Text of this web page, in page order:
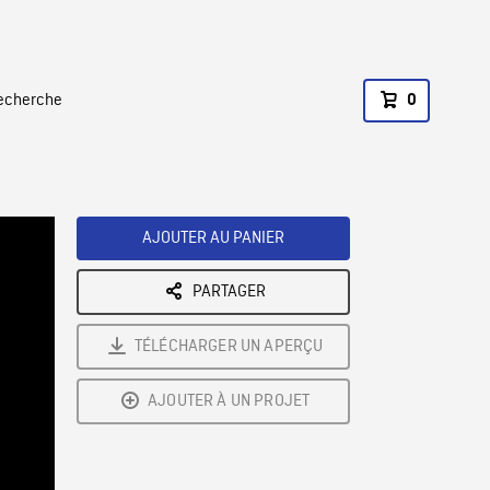
0
AJOUTER AU PANIER
PARTAGER
TÉLÉCHARGER UN APERÇU
AJOUTER À UN PROJET